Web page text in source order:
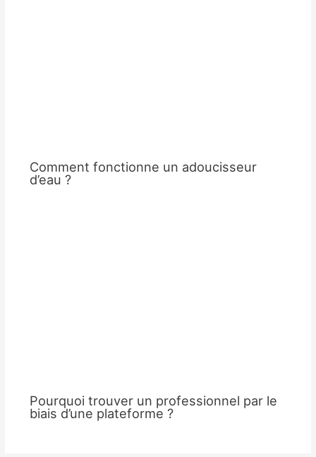
Comment fonctionne un adoucisseur
d’eau ?
Pourquoi trouver un professionnel par le
biais d’une plateforme ?